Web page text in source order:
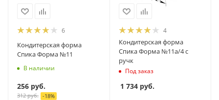
6
Кондитерская форма
Спика Форма №11
В наличии
256 руб.
312руб. -18%
4
Кондитерская форма
Спика Форма №11а/4 с
ручк
Под заказ
1 734руб.